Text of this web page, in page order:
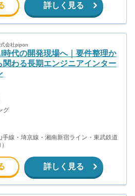
詳しく見る
会社pipon
時代の開発現場へ｜要件整理か
関わる長期エンジニアインター
グ
線・埼京線・湘南新宿ライン・東武鉄道
詳しく見る